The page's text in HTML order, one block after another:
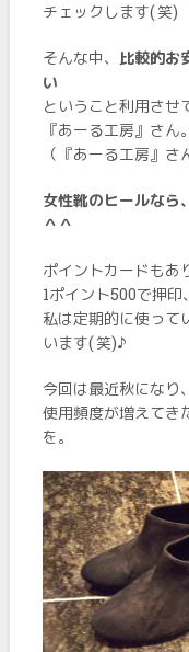
チェックします( 笑)
そんな中、 比較的お
い
ということ利用させ
『あーる工房』さん。
（『あーる工房』さ
女性靴のヒールなら
＾＾
ポイントカードもあ
1ポイント500で押印
私は定期的に使って
います( 笑)♪
今回は最近秋になり、
使用頻度が増えてき
を。